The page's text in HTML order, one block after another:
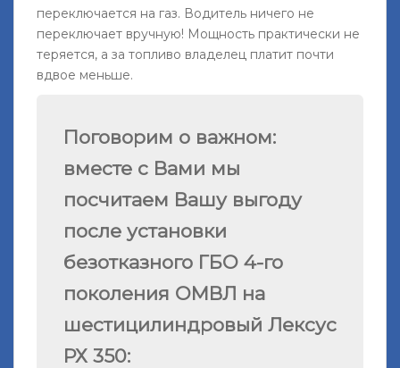
переключается на газ. Водитель ничего не
переключает вручную! Мощность практически не
теряется, а за топливо владелец платит почти
вдвое меньше.
Поговорим о важном:
вместе с Вами мы
посчитаем Вашу выгоду
после установки
безотказного ГБО 4-го
поколения ОМВЛ на
шестицилиндровый Лексус
РХ 350: